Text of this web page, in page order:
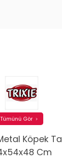
Köpek
Cm
Tümünü Gör